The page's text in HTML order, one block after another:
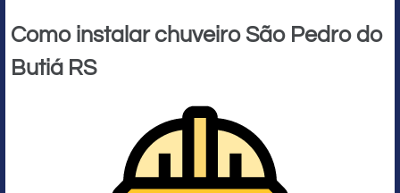
Como instalar chuveiro São Pedro do
Butiá RS